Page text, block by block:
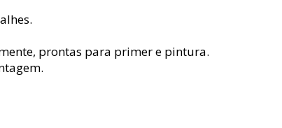
prontas para primer e pintura.